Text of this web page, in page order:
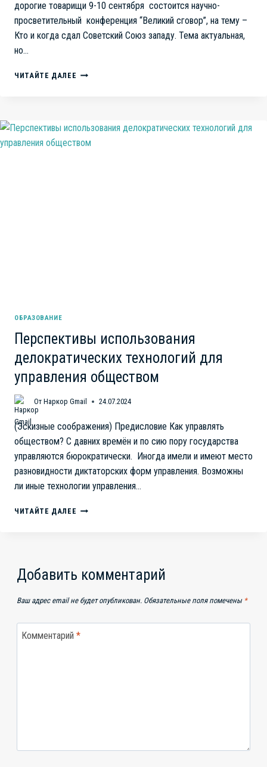
дорогие товарищи 9-10 сентября состоится научно-
просветительный конференция “Великий сговор”, на тему –
Кто и когда сдал Советский Союз западу. Тема актуальная,
но…
ЧИТАЙТЕ ДАЛЕЕ ГДЕ
ЗАВТРА,
НО
ОБРАЗОВАНИЕ
Перспективы использования
делократических технологий для
управления обществом
От Наркор Gmail 24.07.2024
(Эскизные соображения) Предисловие Как управлять
обществом? С давних времён и по сию пору государства
управляются бюрократически. Иногда имели и имеют место
разновидности диктаторских форм управления. Возможны
ли иные технологии управления…
ЧИТАЙТЕ ДАЛЕЕ ПЕРСПЕКТИВЫ
ОБЩЕСТВОМ
Добавить комментарий
Ваш адрес email не будет опубликован. Обязательные поля помечены *
Комментарий *